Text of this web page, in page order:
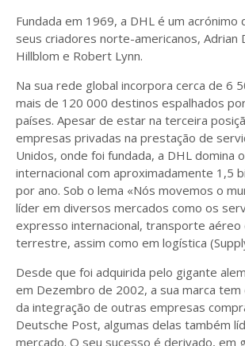
Fundada em 1969, a DHL é um acrónimo
seus criadores norte-americanos, Adrian
Hillblom e Robert Lynn.
Na sua rede global incorpora cerca de 6
mais de 120 000 destinos espalhados
países. Apesar de estar na terceira
empresas privadas na prestação de
Unidos, onde foi fundada, a DHL domina
internacional com aproximadamente 1,5
por ano. Sob o lema «Nós movemos o
líder em diversos mercados como os
expresso internacional, transporte
terrestre, assim como em logística
Desde que foi adquirida pelo gigante
em Dezembro de 2002, a sua marca
da integração de outras empresas
Deutsche Post, algumas delas também
mercado. O seu sucesso é derivado, em